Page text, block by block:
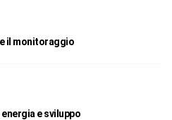
il monitoraggio
e sviluppo